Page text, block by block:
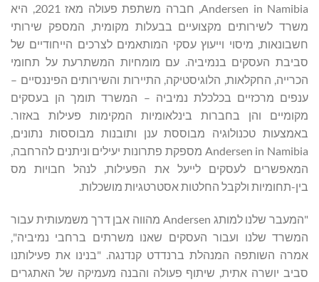
Andersen in Namibia, חברה משתפת פעולה מאז 2021, היא
משרד לשירותים מקצועיים בבעלות מקומית, המספק שירותי
חשבונאות, מיסוי וייעוץ עסקי המותאמים לצרכים הייחודיים של
סביבת העסקים בנמיביה. עם מומחיות המשתרעת על תחומי
הכרייה, החקלאות, הלוגיסטיקה, התיירות והשירותים הפיננסיים –
ענפים מרכזיים בכלכלת נמיביה – המשרד תומך הן בעסקים
מקומיים והן בחברות בינלאומיות המקימות פעילות באזור.
באמצעות טכנולוגיה מבוססת ענן ותובנות מבוססות נתונים,
Andersen in Namibia מספקת פתרונות יעילים וניתנים להרחבה,
המאפשרים לעסקים לייעל את הפעילות, לנהל חבויות מס
בין-תחומיות ולקבל החלטות אסטרטגיות מושכלות.
"המעבר שלנו למותג Andersen מהווה אבן דרך משמעותית עבור
המשרד שלנו ועבור העסקים שאנו משרתים ברחבי נמיביה",
אמרה השותפה המנהלת ברנדדט קנדנגה. "בנינו את פעילותנו
סביב יושרה אתית, שיתוף פעולה והבנה מעמיקה של האתגרים